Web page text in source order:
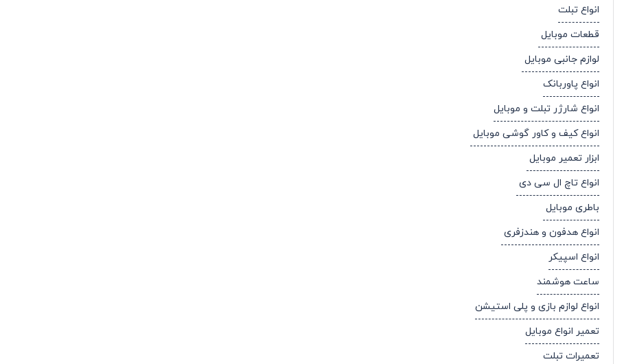
انواع تبلت
قطعات موبایل
لوازم جانبی موبایل
انواع پاوربانک
انواع شارژر تبلت و موبایل
انواع کیف و کاور گوشی موبایل
ابزار تعمیر موبایل
انواع تاچ ال سی دی
باطری موبایل
انواع هدفون و هندزفری
انواع اسپیکر
ساعت هوشمند
انواع لوازم بازی و پلی استیشن
تعمیر انواع موبایل
تعمیرات تبلت